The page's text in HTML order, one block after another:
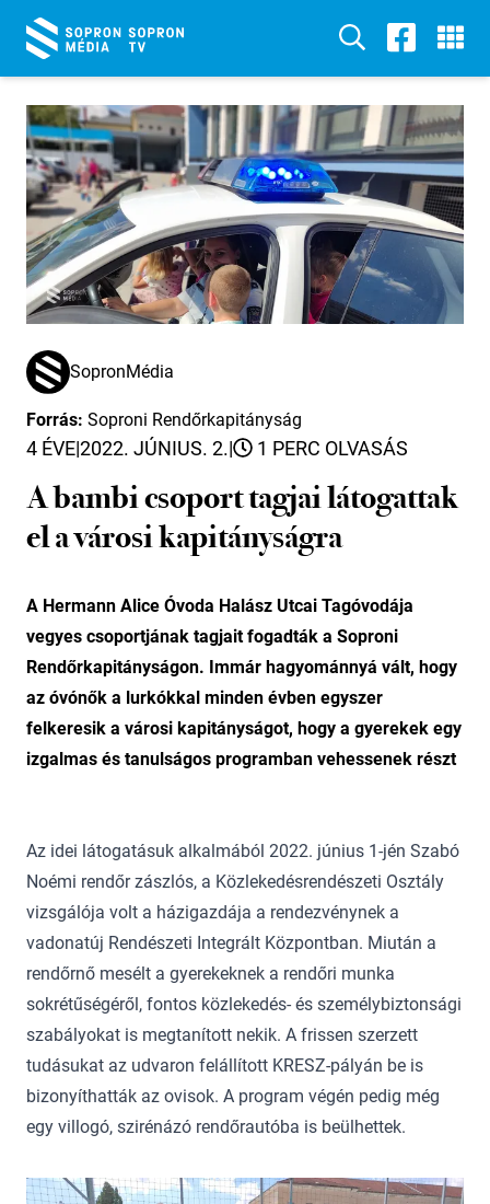
SopronMédia
Forrás: Soproni Rendőrkapitányság
4 ÉVE|2022. JÚNIUS. 2.| 1 PERC OLVASÁS
A bambi csoport tagjai látogattak
el a városi kapitányságra
A Hermann Alice Óvoda Halász Utcai Tagóvodája
vegyes csoportjának tagjait fogadták a Soproni
Rendőrkapitányságon. Immár hagyománnyá vált, hogy
az óvónők a lurkókkal minden évben egyszer
felkeresik a városi kapitányságot, hogy a gyerekek egy
izgalmas és tanulságos programban vehessenek részt
Az idei látogatásuk alkalmából 2022. június 1-jén Szabó
Noémi rendőr zászlós, a Közlekedésrendészeti Osztály
vizsgálója volt a házigazdája a rendezvénynek a
vadonatúj Rendészeti Integrált Központban. Miután a
rendőrnő mesélt a gyerekeknek a rendőri munka
sokrétűségéről, fontos közlekedés- és személybiztonsági
szabályokat is megtanított nekik. A frissen szerzett
tudásukat az udvaron felállított KRESZ-pályán be is
bizonyíthatták az ovisok. A program végén pedig még
egy villogó, szirénázó rendőrautóba is beülhettek.